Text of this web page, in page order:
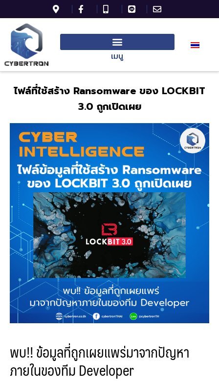
เมนู
ไฟล์ที่ใช้สร้าง Ransomware ของ LOCKBIT
3.0 ถูกเปิดเผย
พบ!! ข้อมูลที่ถูกเผยแพร่มาจากปัญหา
ภายในของทีม Developer